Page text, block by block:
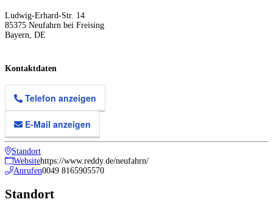
Ludwig-Erhard-Str. 14
85375 Neufahrn bei Freising
Bayern DE
Kontaktdaten
Telefon anzeigen
E-Mail anzeigen
Standort
Websitehttps://www.reddy.de/neufahrn/
Anrufen0049 8165905570
Standort